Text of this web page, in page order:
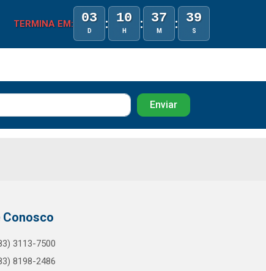
TERMINA EM: 03
D : 10
H : 37
M : 38
S
Conosco
3113-7500
8198-2486